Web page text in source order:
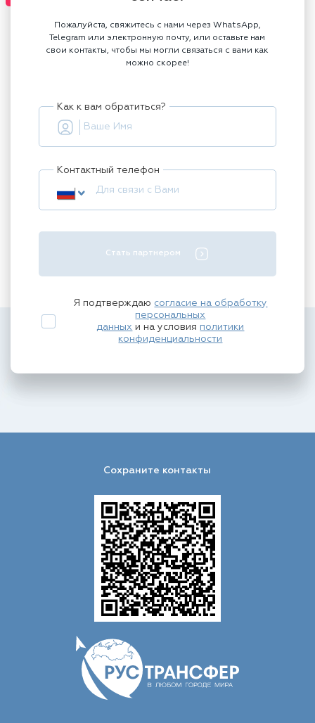
Пожалуйста, свяжитесь с нами через WhatsApp,
Telegram или электронную почту, или оставьте нам
свои контакты, чтобы мы могли связаться с вами как
можно скорее!
Как к вам обратиться?
Контактный телефон
Стать партнером
Я подтверждаю согласие на обработку
персональных
данных и на условия политики
конфиденциальности
Сохраните контакты